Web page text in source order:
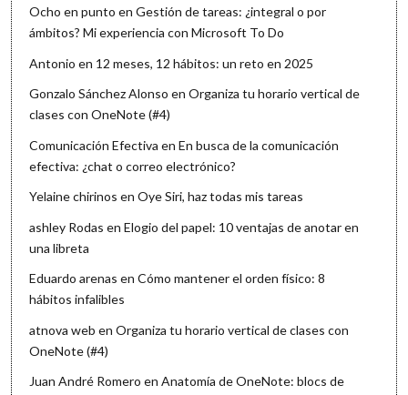
Ocho en punto enGestión de tareas: ¿integral o por
ámbitos? Mi experiencia con Microsoft To Do
Antonio en 12 meses, 12 hábitos: un reto en 2025
Gonzalo Sánchez Alonso enOrganiza tu horario vertical de
clases con OneNote (#4)
Comunicación Efectiva enEn busca de la comunicación
efectiva: ¿chat o correo electrónico?
Yelaine chirinos enOye Siri, haz todas mis tareas
ashley Rodas enElogio del papel: 10 ventajas de anotar en
una libreta
Eduardo arenas enCómo mantener el orden físico: 8
hábitos infalibles
atnova web enOrganiza tu horario vertical de clases con
OneNote (#4)
Juan André Romero enAnatomía de OneNote: blocs de